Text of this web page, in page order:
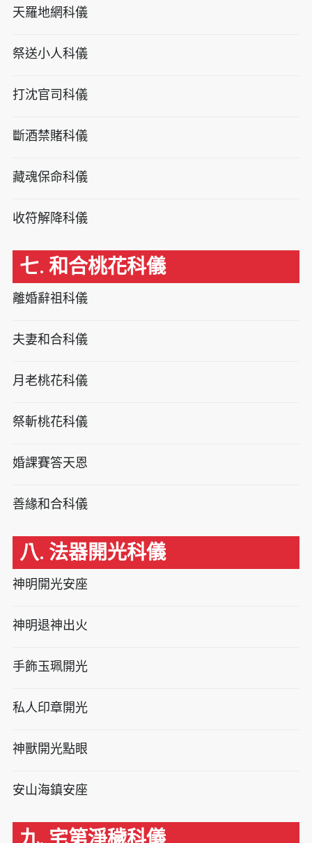
天羅地網科儀
祭送小人科儀
打沈官司科儀
斷酒禁賭科儀
藏魂保命科儀
收符解降科儀
七. 和合桃花科儀
離婚辭祖科儀
夫妻和合科儀
月老桃花科儀
祭斬桃花科儀
婚課賽答天恩
善緣和合科儀
八. 法器開光科儀
神明開光安座
神明退神出火
手飾玉珮開光
私人印章開光
神獸開光點眼
安山海鎮安座